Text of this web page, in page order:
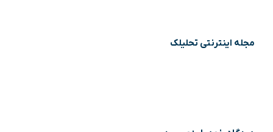
مجله اینترنتی تحلیلک